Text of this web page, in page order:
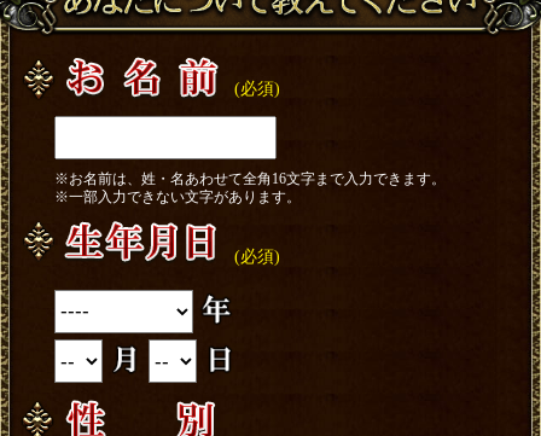
(必須)
※お名前は、姓・名あわせて全角16文字まで入力できます。
※一部入力できない文字があります。
(必須)